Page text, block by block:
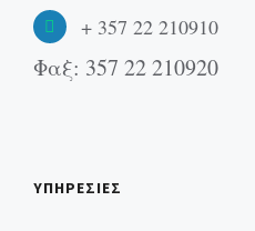
+ 357 22 210910
Φαξ: 357 22 210920
ΥΠΗΡΕΣΙΕΣ